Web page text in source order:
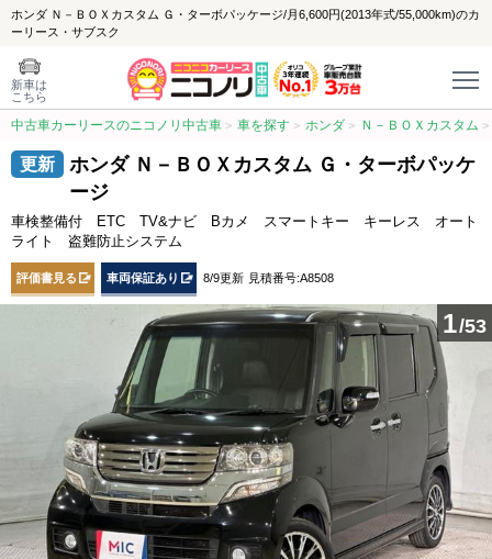
ホンダ Ｎ－ＢＯＸカスタム Ｇ・ターボパッケージ/月6,600円(2013年式/55,000km)のカ
ーリース・サブスク
新車は
こちら
中古車カーリースのニコノリ中古車 車を探す ホンダ Ｎ－ＢＯＸカスタム
ホンダ Ｎ－ＢＯＸカスタム Ｇ・ターボパッケ
ージ
車検整備付 ETC TV&ナビ Bカメ スマートキー キーレス オート
ライト 盗難防止システム
評価書見る 車両保証あり 8/9更新 見積番号:A8508
1/53